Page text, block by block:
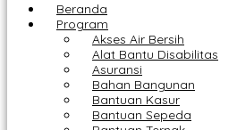
Beranda
Program
Akses Air Bersih
Alat Bantu Disabilitas
Asuransi
Bahan Bangunan
Bantuan Kasur
Bantuan Sepeda